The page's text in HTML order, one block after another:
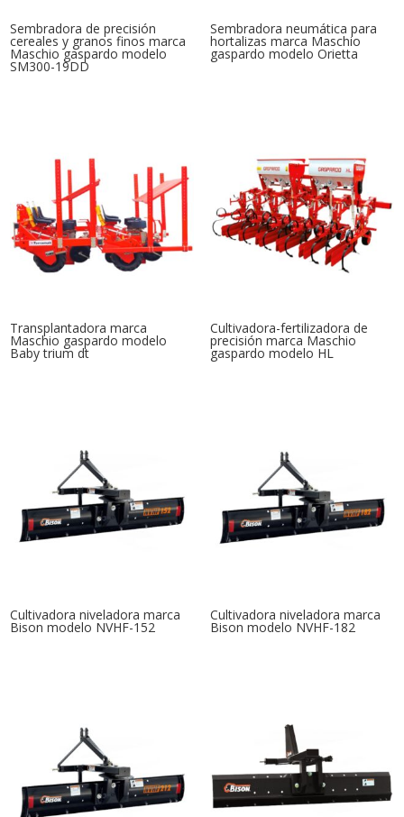
Sembradora de precisión
cereales y granos finos marca
Maschio gaspardo modelo
SM300-19DD
Sembradora neumática para
hortalizas marca Maschio
gaspardo modelo Orietta
Transplantadora marca
Maschio gaspardo modelo
Baby trium dt
Cultivadora-fertilizadora de
precisión marca Maschio
gaspardo modelo HL
Cultivadora niveladora marca
Bison modelo NVHF-152
Cultivadora niveladora marca
Bison modelo NVHF-182